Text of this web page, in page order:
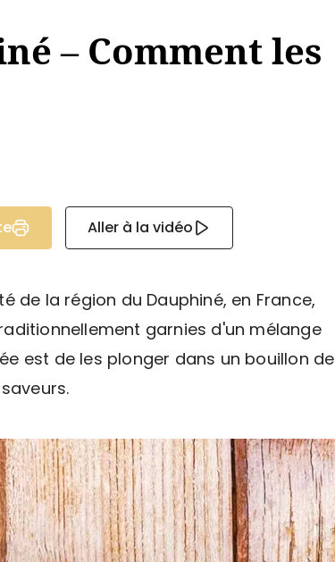
– Comment les
Aller à la vidéo
de la région du Dauphiné, en France,
garnies d'un mélange
est de les plonger dans un bouillon de